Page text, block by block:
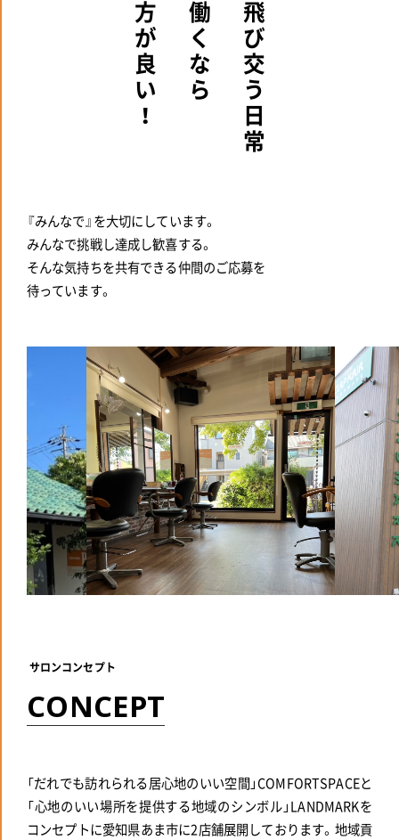
飛
び
交
う
日
常
働
く
な
ら
方
が
良
い
！
『みんなで』を大切にしています。
みんなで挑戦し達成し歓喜する。
そんな気持ちを共有できる仲間のご応募を
待っています。
サロンコンセプト
CONCEPT
「だれでも訪れられる居心地のいい空間」COMFORTSPACEと
「心地のいい場所を提供する地域のシンボル」LANDMARKを
コンセプトに愛知県あま市に2店舗展開しております。地域貢